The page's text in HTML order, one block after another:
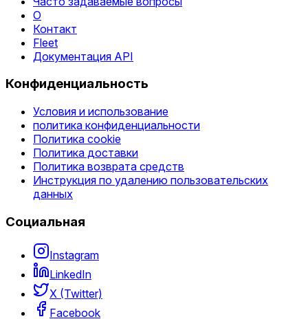
О
Контакт
Fleet
Документация API
Конфиденциальность
Условия и использование
политика конфиденциальности
Политика cookie
Политика доставки
Политика возврата средств
Инструкция по удалению пользовательских
данных
Социальная
Instagram
LinkedIn
X (Twitter)
Facebook